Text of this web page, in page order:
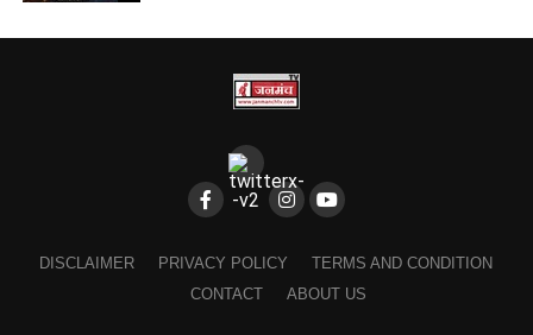
DISCLAIMER PRIVACY POLICY
TERMS AND CONDITION
CONTACT
ABOUT US